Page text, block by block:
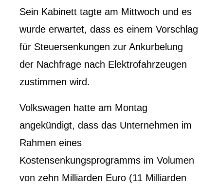
Sein Kabinett tagte am Mittwoch und es
wurde erwartet, dass es einem Vorschlag
für Steuersenkungen zur Ankurbelung
der Nachfrage nach Elektrofahrzeugen
zustimmen wird.
Volkswagen hatte am Montag
angekündigt, dass das Unternehmen im
Rahmen eines
Kostensenkungsprogramms im Volumen
von zehn Milliarden Euro (11 Milliarden